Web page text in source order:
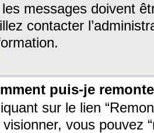
messages doivent
contacter
puis-je
sur le lien
visionner, vous pouvez